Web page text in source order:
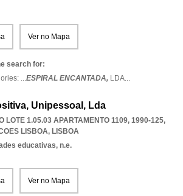
Ver no Mapa
search for:
...ESPIRAL ENCANTADA, LDA...
Unipessoal, Lda
LOTE 1.05.03 APARTAMENTO 1109, 1990-125,
LISBOA, LISBOA
educativas, n.e.
Ver no Mapa